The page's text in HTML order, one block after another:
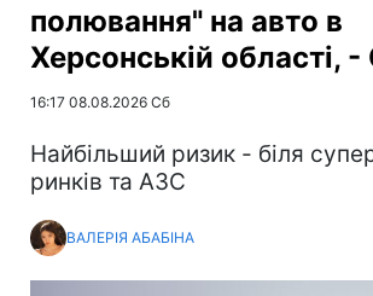
полювання" на авто в
Херсонській області,
16:17 08.08.2026 Сб
Найбільший ризик - біля
ринків та АЗС
ВАЛЕРІЯ АБАБІНА